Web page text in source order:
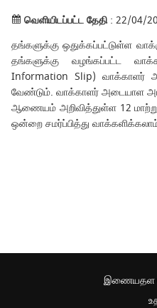
வெளியிடப்பட்ட தேதி: 22/04/
தங்களுக்கு ஒதுக்கப்பட்டுள்ள
தங்களுக்கு வழங்கப்பட்ட
Information Slip) வாக்காளர்
வேண்டும். வாக்காளர் அடையாள
ஆணையம் அறிவித்துள்ள 12
ஒன்றை சமர்ப்பித்து
இணையதள